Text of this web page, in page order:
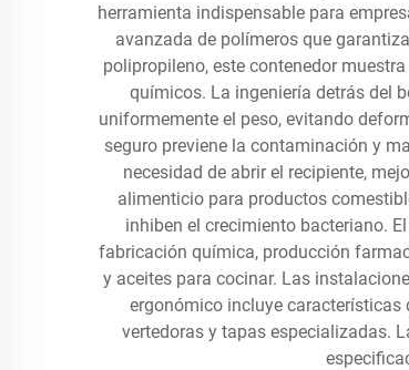
herramienta indispensable para
avanzada de polímeros que
polipropileno, este contenedor
químicos. La ingeniería detrás del
uniformemente el peso, evitando
seguro previene la contaminación y
necesidad de abrir el recipiente,
alimenticio para productos
inhiben el crecimiento bacteriano.
fabricación química, producción
y aceites para cocinar. Las
ergonómico incluye
vertedoras y tapas especializadas.